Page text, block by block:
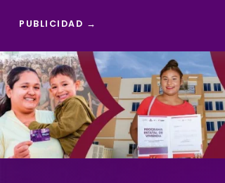
PUBLICIDAD →
Reproductor
de
vídeo